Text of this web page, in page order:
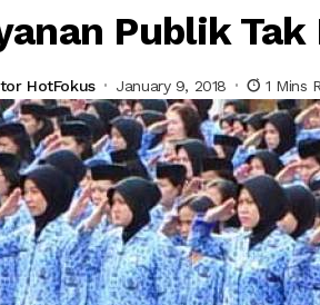
Publik
HotFokus January 9, 2018 1 Mins